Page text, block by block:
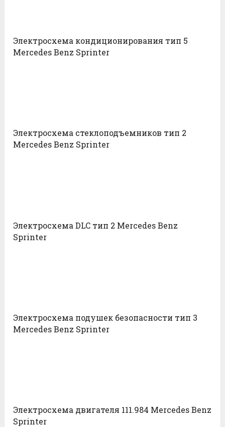
Электросхема кондиционирования тип 5
Mercedes Benz Sprinter
Электросхема стеклоподъемников тип 2
Mercedes Benz Sprinter
Электросхема DLC тип 2 Mercedes Benz
Sprinter
Электросхема подушек безопасности тип 3
Mercedes Benz Sprinter
Электросхема двигателя 111.984 Mercedes Benz
Sprinter